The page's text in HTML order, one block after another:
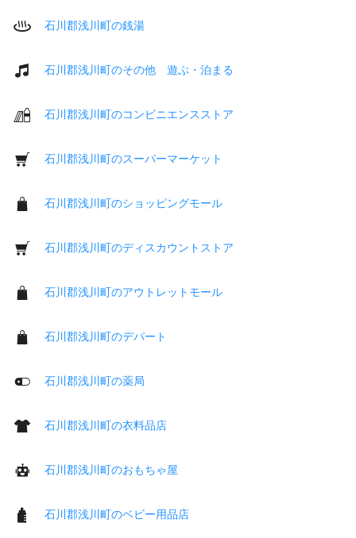
石川郡浅川町の銭湯
石川郡浅川町のその他 遊ぶ・泊まる
石川郡浅川町のコンビニエンスストア
石川郡浅川町のスーパーマーケット
石川郡浅川町のショッピングモール
石川郡浅川町のディスカウントストア
石川郡浅川町のアウトレットモール
石川郡浅川町のデパート
石川郡浅川町の薬局
石川郡浅川町の衣料品店
石川郡浅川町のおもちゃ屋
石川郡浅川町のベビー用品店